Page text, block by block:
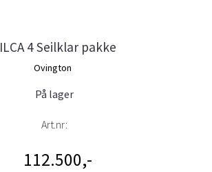
ILCA 4 Seilklar pakke
Ovington
På lager
Art.nr:
112.500,-